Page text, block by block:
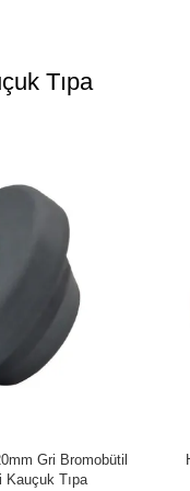
Tıpa
Butil Kauçuk
Kauçuk Tıpa